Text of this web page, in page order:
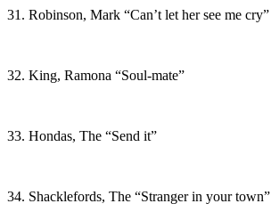
31. Robinson, Mark “Can’t let her see me cry”
32. King, Ramona “Soul-mate”
33. Hondas, The “Send it”
34. Shacklefords, The “Stranger in your town”